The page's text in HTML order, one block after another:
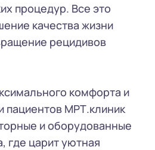
процедур. Все это
качества жизни
рецидивов
комфорта и
пациентов МРТ.клиник
и оборудованные
где царит уютная